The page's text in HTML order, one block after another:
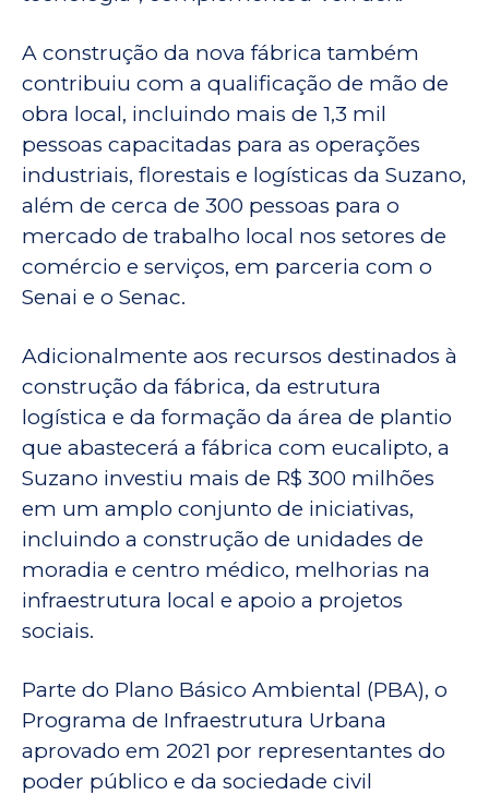
A construção da nova fábrica também
contribuiu com a qualificação de mão de
obra local, incluindo mais de 1,3 mil
pessoas capacitadas para as operações
industriais, florestais e logísticas da Suzano,
além de cerca de 300 pessoas para o
mercado de trabalho local nos setores de
comércio e serviços, em parceria com o
Senai e o Senac.
Adicionalmente aos recursos destinados à
construção da fábrica, da estrutura
logística e da formação da área de plantio
que abastecerá a fábrica com eucalipto, a
Suzano investiu mais de R$ 300 milhões
em um amplo conjunto de iniciativas,
incluindo a construção de unidades de
moradia e centro médico, melhorias na
infraestrutura local e apoio a projetos
sociais.
Parte do Plano Básico Ambiental (PBA), o
Programa de Infraestrutura Urbana
aprovado em 2021 por representantes do
poder público e da sociedade civil